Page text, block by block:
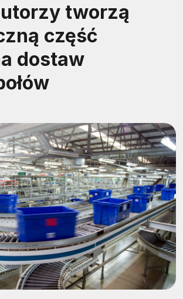
tworzą
część
dostaw